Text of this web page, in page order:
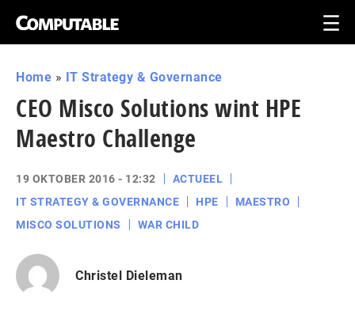
Home » IT Strategy & Governance
CEO Misco Solutions wint HPE
Maestro Challenge
19 OKTOBER 2016 - 12:32
ACTUEEL
IT STRATEGY & GOVERNANCE
HPE
MAESTRO
MISCO SOLUTIONS
WAR CHILD
Christel Dieleman